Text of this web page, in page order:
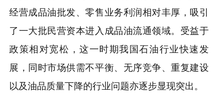
经营成品油批发、零售业务利润相对丰厚，吸引
了一大批民营资本进入成品油流通领域。受益于
政策相对宽松，这一时期我国石油行业快速发
展，同时市场供需不平衡、无序竞争、重复建设
以及油品质量下降的行业问题亦逐步显现突出。